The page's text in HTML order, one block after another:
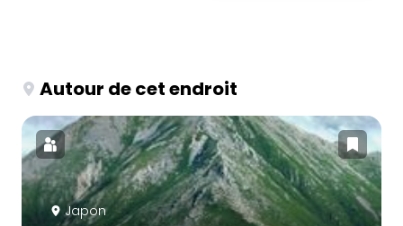
Autour de cet endroit
Japon